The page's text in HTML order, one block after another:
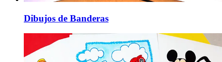
Dibujos de Banderas